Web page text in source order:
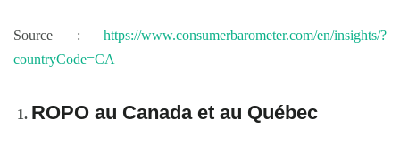
Source : https://www.consumerbarometer.com/en/insights/?
countryCode=CA
ROPO au Canada et au Québec